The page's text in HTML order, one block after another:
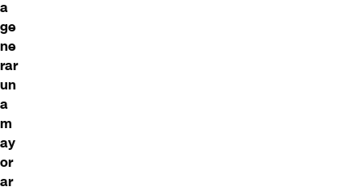
a
ge
ne
rar
un
a
m
ay
or
ar